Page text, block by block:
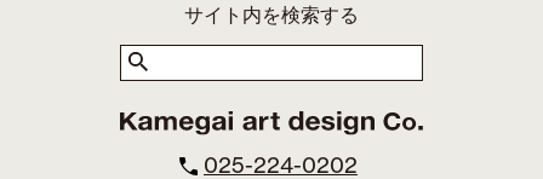
サイト内を検索する
025-224-0202